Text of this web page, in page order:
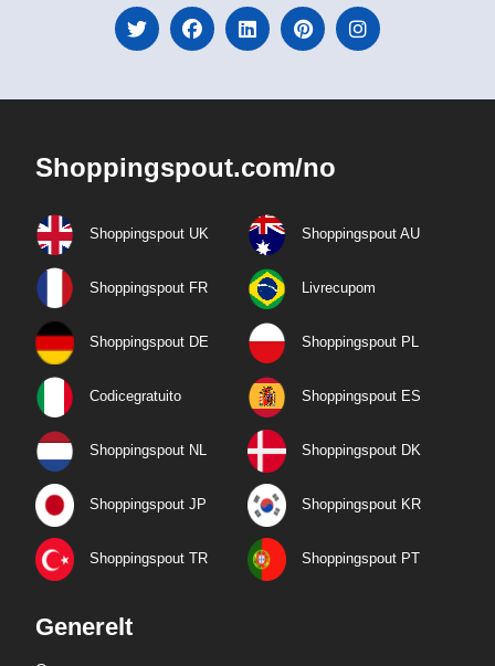
Shoppingspout.com/no
Shoppingspout UK Shoppingspout AU
Shoppingspout FR Livrecupom
Shoppingspout DE Shoppingspout PL
Codicegratuito Shoppingspout ES
Shoppingspout NL Shoppingspout DK
Shoppingspout JP Shoppingspout KR
Shoppingspout TR Shoppingspout PT
Generelt